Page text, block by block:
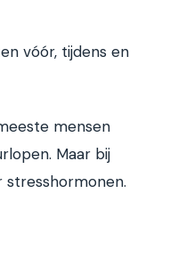
vóór, tijdens en
mensen
Maar bij
stresshormonen.